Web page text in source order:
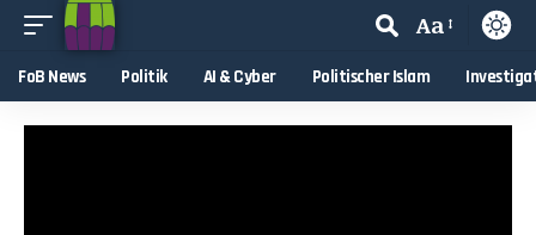
Aa
FoB News Politik AI & Cyber Politischer Islam